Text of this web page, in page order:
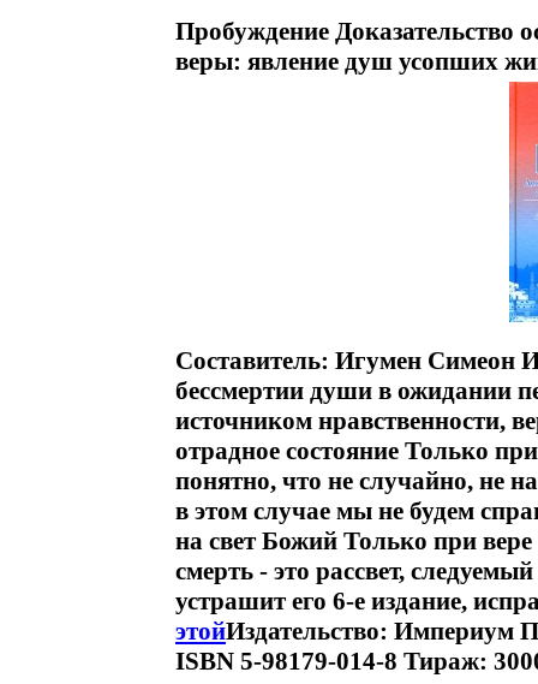
Пробуждение Доказательство
веры: явление душ усопших
Составитель: Игумен Симеон
бессмертии души в ожидании
источником нравственности,
отрадное состояние Только
понятно, что не случайно, не
в этом случае мы не будем
на свет Божий Только при
смерть - это рассвет,
устрашит его 6-е издание,
этойИздательство: Империум
ISBN 5-98179-014-8 Тираж: